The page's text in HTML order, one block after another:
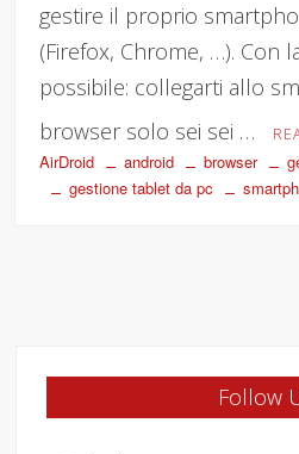
gestire il proprio
(Firefox, Chrome, …). Con
possibile: collegarti allo
browser solo sei sei …
AirDroid android browser
gestione tablet da pc
Follow